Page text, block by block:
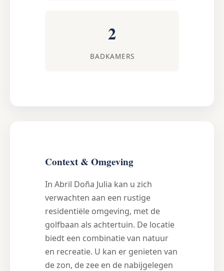
2
BADKAMERS
Context & Omgeving
In Abril Doña Julia kan u zich
verwachten aan een rustige
residentiële omgeving, met de
golfbaan als achtertuin. De locatie
biedt een combinatie van natuur
en recreatie. U kan er genieten van
de zon, de zee en de nabijgelegen